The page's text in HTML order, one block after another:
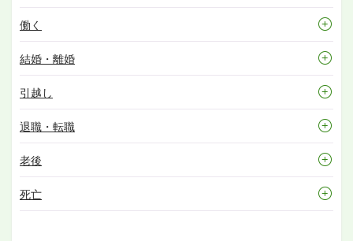
働く
結婚・離婚
引越し
退職・転職
老後
死亡